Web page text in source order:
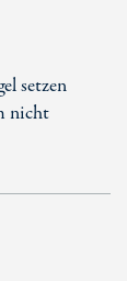
setzen
nicht